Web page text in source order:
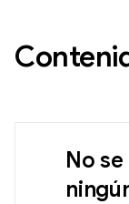
No